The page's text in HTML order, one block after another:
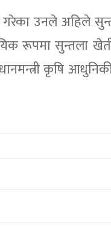
गरेका उनले अहिले
रूपमा सुन्तला
कृषि